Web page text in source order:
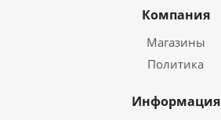
Компания
Магазины
Политика
Информация